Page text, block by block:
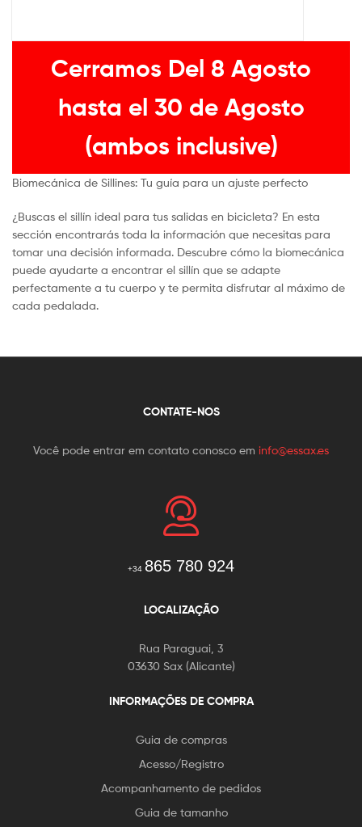
Cerramos Del 8 Agosto
hasta el 30 de Agosto
(ambos inclusive)
Biomecánica de Sillines: Tu guía para un ajuste perfecto
¿Buscas el sillín ideal para tus salidas en bicicleta? En esta
sección encontrarás toda la información que necesitas para
tomar una decisión informada. Descubre cómo la biomecánica
puede ayudarte a encontrar el sillín que se adapte
perfectamente a tu cuerpo y te permita disfrutar al máximo de
cada pedalada.
CONTATE-NOS
Você pode entrar em contato conosco em info@essax.es
+34 865 780 924
LOCALIZAÇÃO
Rua Paraguai, 3
03630 Sax (Alicante)
INFORMAÇÕES DE COMPRA
Guia de compras
Acesso/Registro
Acompanhamento de pedidos
Guia de tamanho